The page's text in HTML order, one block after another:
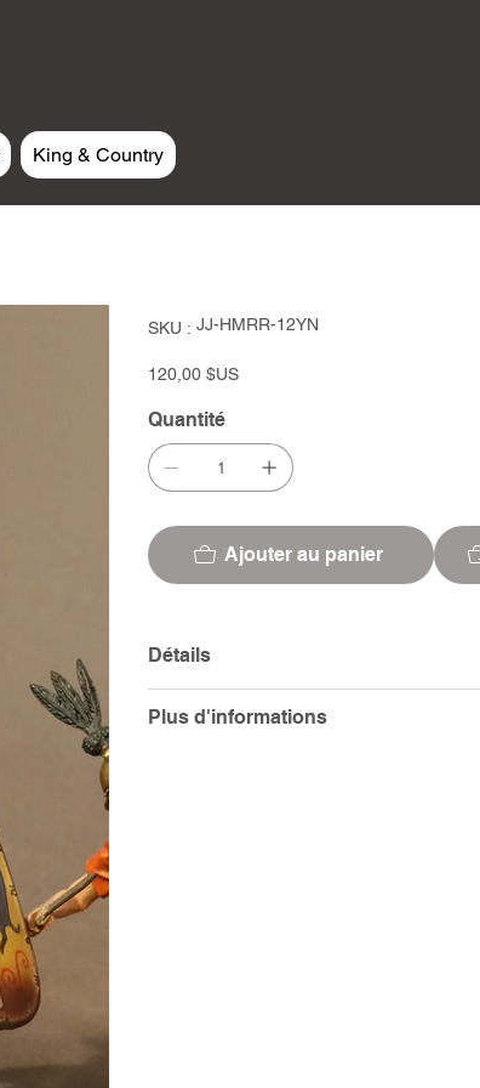
King & Country
SKU :
SKU
JJ-
JJ-HMRR-12YN
Prix
120,00 $US
Quantité
Ajouter au panier
Détails
Plus d'informations